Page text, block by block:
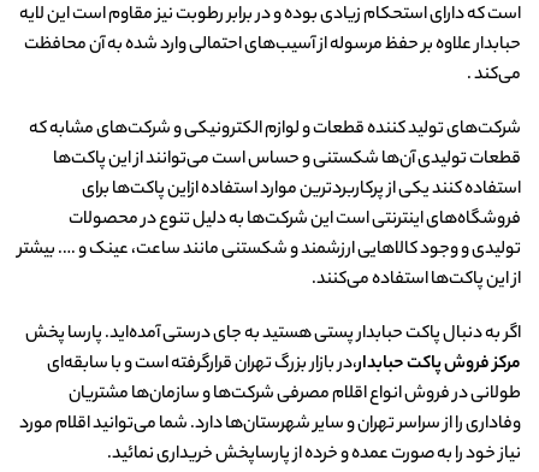
است که دارای استحکام زیادی بوده و در برابر رطوبت نیز مقاوم است این لایه
حبابدار علاوه بر حفظ مرسوله از آسیب‌های احتمالی وارد شده به آن محافظت
می‌کند .
شرکت‌های تولید کننده قطعات و لوازم الکترونیکی و شرکت‌های مشابه که
قطعات تولیدی آن‌ها شکستنی و حساس است می‌توانند از این پاکت‌ها
استفاده کنند یکی از پرکاربردترین موارد استفاده ازاین پاکت‌ها برای
فروشگاه‌های اینترنتی است این شرکت‌ها به دلیل تنوع در محصولات
تولیدی و وجود کالاهایی ارزشمند و شکستنی مانند ساعت، عینک و …. بیشتر
از این پاکت‌ها استفاده می‌کنند.
اگر به دنبال پاکت حبابدار پستی هستید به جای درستی آمده‌اید.پارسا پخش
مرکز فروش پاکت حبابدار،در بازار بزرگ تهران قرارگرفته است و با سابقه‌ای
طولانی در فروش انواع اقلام مصرفی شرکت‌ها و سازمان‌ها مشتریان
وفاداری را از سراسر تهران و سایر شهرستان‌ها دارد. شما می‌توانید اقلام مورد
نیاز خود را به صورت عمده و خرده از پارساپخش خریداری نمائید.